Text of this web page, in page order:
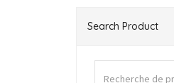
Search Product